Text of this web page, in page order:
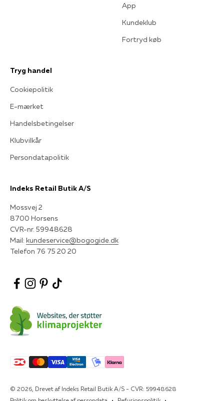
App
Kundeklub
Fortryd køb
Tryg handel
Cookiepolitik
E-mærket
Handelsbetingelser
Klubvilkår
Persondatapolitik
Indeks Retail Butik A/S
Mossvej 2
8700 Horsens
CVR-nr. 59948628
Mail: kundeservice@bogogide.dk
Telefon 76 75 20 20
© 2026, Drevet af Indeks Retail Butik A/S - CVR: 59948628